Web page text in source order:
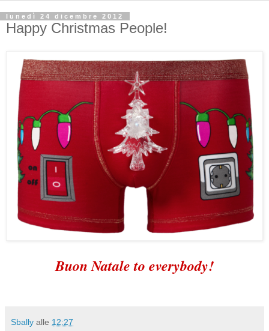
lunedì 24 dicembre 2012
Happy Christmas People!
Buon Natale to everybody!
Sbally alle 12:27